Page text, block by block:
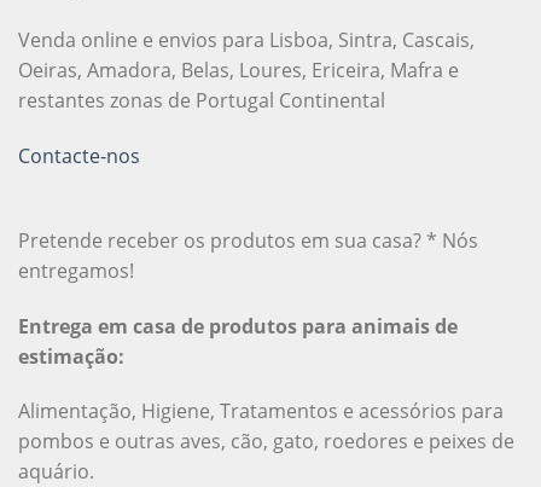
Venda online e envios para Lisboa, Sintra, Cascais,
Oeiras, Amadora, Belas, Loures, Ericeira, Mafra e
restantes zonas de Portugal Continental
Contacte-nos
Pretende receber os produtos em sua casa? * Nós
entregamos!
Entrega em casa de produtos para animais de
estimação:
Alimentação, Higiene, Tratamentos e acessórios para
pombos e outras aves, cão, gato, roedores e peixes de
aquário.